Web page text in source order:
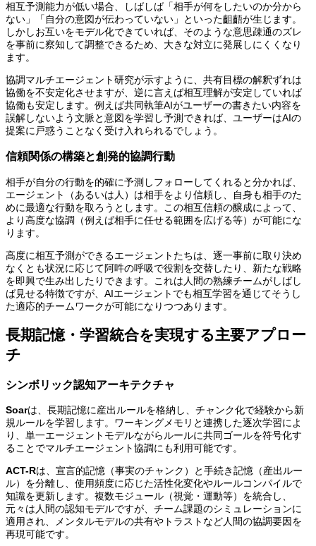
相互予測能力が低い場合、しばしば「相手が何をしたいのか分から
ない」「自分の意図が伝わっていない」といった齟齬が生じます。
しかしお互いをモデル化できていれば、そのような意思疎通のズレ
を事前に察知して調整できるため、大きな対立に発展しにくくなり
ます。
協調マルチエージェント研究が示すように、共有目標の解釈ずれは
協働を不安定化させますが、逆に言えば相互理解が安定していれば
協働も安定します。例えば共同執筆AIがユーザーの書きたい内容を
誤解しないよう文脈と意図を学習し予測できれば、ユーザーはAIの
提案に戸惑うことなく受け入れられるでしょう。
信頼関係の構築と創発的協調行動
相手が自分の行動を的確に予測しフォローしてくれると分かれば、
エージェント（あるいは人）は相手をより信頼し、自身も相手のた
めに最適な行動を取ろうとします。この相互信頼の醸成によって、
より高度な協調（例えば相手に任せる範囲を広げる等）が可能にな
ります。
高度に相互予測ができるエージェントたちは、逐一事前に取り決め
なくとも状況に応じて阿吽の呼吸で役割を交替したり、新たな戦略
を即興で生み出したりできます。これは人間の熟練チームがしばし
ば見せる特徴ですが、AIエージェントでも相互学習を通じてそうし
た適応的チームワークが可能になりつつあります。
長期記憶・学習統合を実現する主要アプロー
チ
シンボリック認知アーキテクチャ
Soarは、長期記憶に産出ルールを格納し、チャンク化で経験から新
規ルールを学習します。ワーキングメモリと連携した逐次学習によ
り、単一エージェントモデルながらルールに共同ゴールを符号化す
ることでマルチエージェント協調にも利用可能です。
ACT-Rは、宣言的記憶（事実のチャンク）と手続き記憶（産出ルー
ル）を分離し、使用頻度に応じた活性化変化やルールコンパイルで
知識を更新します。複数モジュール（視覚・運動等）を統合し、
元々は人間の認知モデルですが、チーム課題のシミュレーションに
適用され、メンタルモデルの共有やトラストなど人間の協調要因を
再現可能です。